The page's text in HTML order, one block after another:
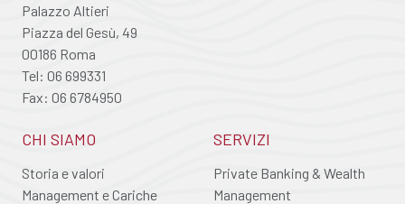
Palazzo Altieri
Piazza del Gesù, 49
00186 Roma
Tel: 06 699331
Fax: 06 6784950
CHI SIAMO
Storia e valori
Management e Cariche
SERVIZI
Private Banking & Wealth
Management